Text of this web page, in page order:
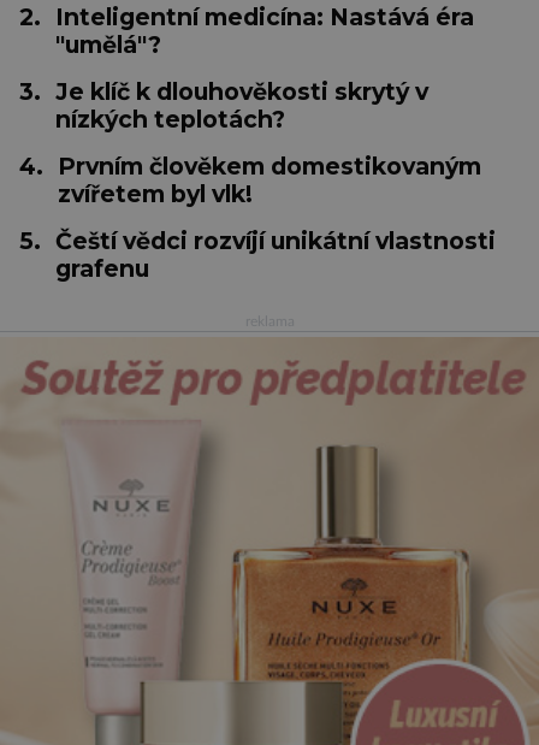
2.
Inteligentní medicína: Nastává éra
"umělá"?
3. Je klíč k dlouhověkosti skrytý v
nízkých teplotách?
4.
Prvním člověkem domestikovaným
zvířetem byl vlk!
5. Čeští vědci rozvíjí unikátní vlastnosti
grafenu